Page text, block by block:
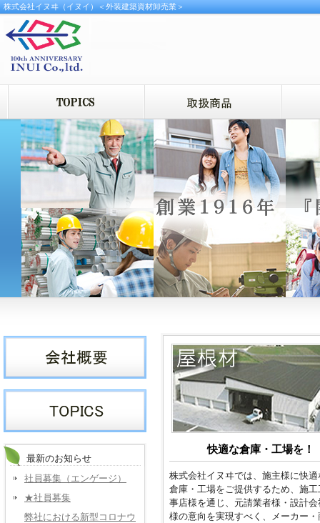
株式会社イヌヰ（イヌイ）＜外装建築資材卸売業＞
快適な倉庫・工場を！
株式会社イヌヰでは、施主様に快適
倉庫・工場をご提供するため、施工
事店様を通じ、元請業者様・設計会
様の意向を実現すべく、メーカー・
最新のお知らせ
社員募集（エンゲージ）
★社員募集
弊社における新型コロナウ